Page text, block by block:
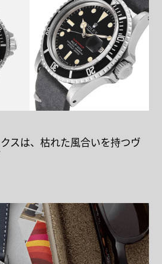
スは、枯れた風合いを持つヴ